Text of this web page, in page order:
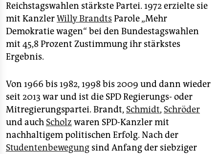
Reichstagswahlen stärkste Partei. 1972 erzielte sie
mit KanzlerWilly Brandts Parole „Mehr
Demokratie wagen“ bei den Bundestagswahlen
mit 45,8 Prozent Zustimmung ihr stärkstes
Ergebnis.
Von 1966 bis 1982, 1998 bis 2009 und dann wieder
seit 2013 war und ist die SPD Regierungs- oder
Mitregierungspartei. Brandt, Schmidt, Schröder
und auch Scholz waren SPD-Kanzler mit
nachhaltigem politischen Erfolg. Nach der
Studentenbewegung sind Anfang der siebziger